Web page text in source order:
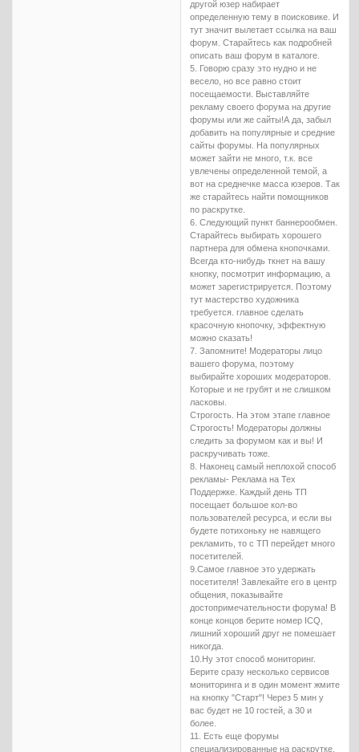
другой юзер набирает
определенную тему в поисковике. И
тут значит вылетает ссылка на ваш
форум. Старайтесь как подробней
описать ваш форум в каталоге.
5. Говорю сразу это нудно и не
весело, но все равно стоит
посещаемости. Выставляйте
рекламу своего форума на другие
форумы или же сайты!А да, забыл
добавить на популярные и средние
сайты форумы. На популярных
может зайти не много, т.к. все
увлечены определенной темой, а
вот на среднечке масса юзеров. Так
же старайтесь найти помощников
по раскрутке.
6. Следующий пункт баннерообмен.
Старайтесь выбирать хорошего
партнера для обмена кнопочками.
Всегда кто-нибудь ткнет на вашу
кнопку, посмотрит информацию, а
может зарегистрируется. Поэтому
тут мастерство художника
требуется. главное сделать
красочную кнопочку, эффектную
можно сказать!
7. Запомните! Модераторы лицо
вашего форума, поэтому
выбирайте хороших модераторов.
Которые и не грубят и не слишком
ласковы.
Строгость. На этом этапе главное
Строгость! Модераторы должны
следить за форумом как и вы! И
раскручивать тоже.
8. Наконец самый неплохой способ
рекламы- Реклама на Тех
Поддержке. Каждый день ТП
посещает большое кол-во
пользователей ресурса, и если вы
будете потихоньку не навящего
рекламить, то с ТП перейдет много
посетителей.
9.Самое главное это удержать
посетителя! Завлекайте его в центр
общения, показывайте
достопримечательности форума! В
конце концов берите номер ICQ,
лишний хороший друг не помешает
никогда.
10.Ну этот способ мониторинг.
Берите сразу несколько сервисов
мониторинга и в один момент жмите
на кнопку "Старт"! Через 5 мин у
вас будет не 10 гостей, а 30 и
более.
11. Есть еще форумы
специализированные на раскрутке.